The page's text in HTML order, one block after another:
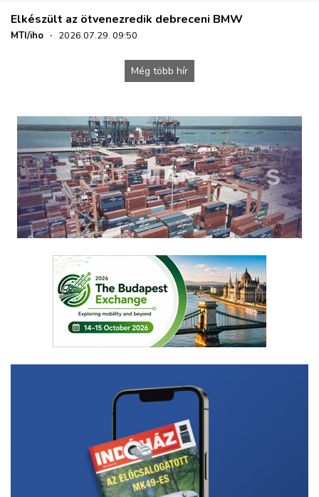
Elkészült az ötvenezredik debreceni BMW
MTI/iho · 2026.07.29. 09:50
Még több hír